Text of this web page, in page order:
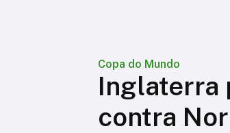
Copa do Mundo
Inglaterra
contra